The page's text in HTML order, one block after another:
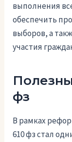
выполнения
обеспечить
выборов, а
участия
фз
В рамках
610 фз стал